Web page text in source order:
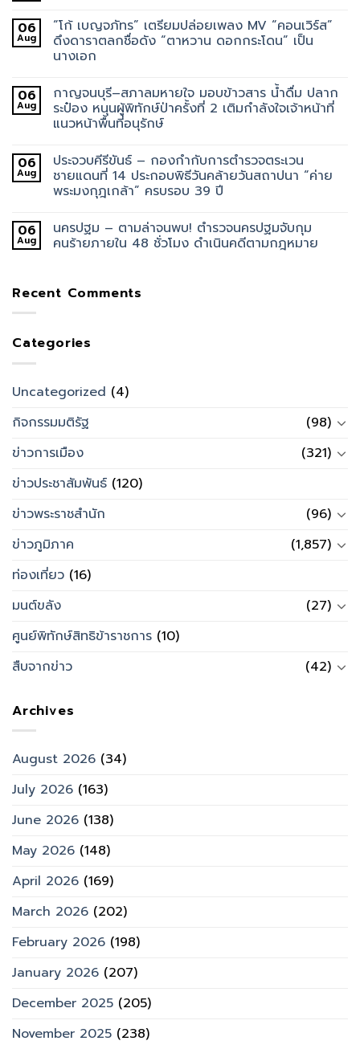
06
Aug
“โก้ เบญจภัทร” เตรียมปล่อยเพลง MV “คอนเวิร์ส”
ดึงดาราตลกชื่อดัง “ตาหวาน ดอกกระโดน” เป็น
นางเอก
06
Aug
กาญจนบุรี–สภาลมหายใจ มอบข้าวสาร น้ำดื่ม ปลาก
ระป๋อง หนุนผู้พิทักษ์ป่าครั้งที่ 2 เติมกำลังใจเจ้าหน้าที่
แนวหน้าพื้นที่อนุรักษ์
06
Aug
ประจวบคีรีขันธ์ – กองกำกับการตำรวจตระเวน
ชายแดนที่ 14 ประกอบพิธีวันคล้ายวันสถาปนา “ค่าย
พระมงกุฎเกล้า” ครบรอบ 39 ปี
06
Aug
นครปฐม – ตามล่าจนพบ! ตำรวจนครปฐมจับกุม
คนร้ายภายใน 48 ชั่วโมง ดำเนินคดีตามกฎหมาย
Recent Comments
Categories
Uncategorized (4)
กิจกรรมมติรัฐ
(98)
ข่าวการเมือง
(321)
ข่าวประชาสัมพันธ์ (120)
ข่าวพระราชสำนัก
(96)
ข่าวภูมิภาค
(1,857)
ท่องเที่ยว (16)
มนต์ขลัง
(27)
ศูนย์พิทักษ์สิทธิข้าราชการ (10)
สืบจากข่าว
(42)
Archives
August 2026 (34)
July 2026 (163)
June 2026 (138)
May 2026 (148)
April 2026 (169)
March 2026 (202)
February 2026 (198)
January 2026 (207)
December 2025 (205)
November 2025 (238)